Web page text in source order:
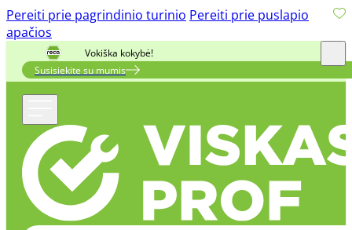
Pereiti prie pagrindinio turinio Pereiti prie puslapio
apačios
Vokiška kokybė!
Susisiekite su mumis